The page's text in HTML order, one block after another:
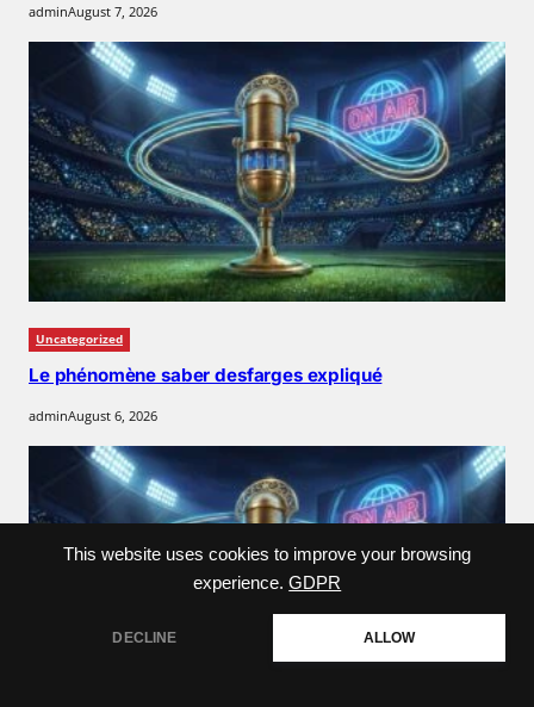
This website uses cookies to improve your browsing
experience. GDPR
DECLINE ALLOW
adminAugust 7, 2026
Uncategorized
Le phénomène saber desfarges expliqué
adminAugust 6, 2026